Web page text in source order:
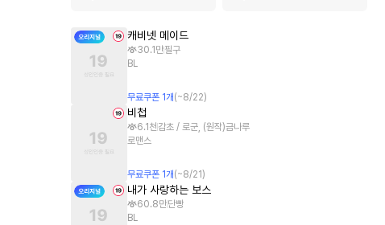
캐비넷 메이드
30.1만필구
BL
무료쿠폰 1개 (~8/22)
비첩
6.1천 감초 / 로군, (원작)금나루
로맨스
무료쿠폰 1개 (~8/21 )
내가 사랑하는 보스
60.8만단빵
BL